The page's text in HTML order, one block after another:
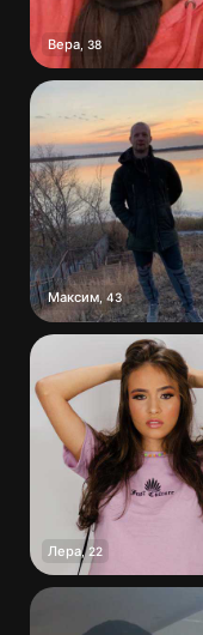
Вера 38
Максим 43
Лера,22